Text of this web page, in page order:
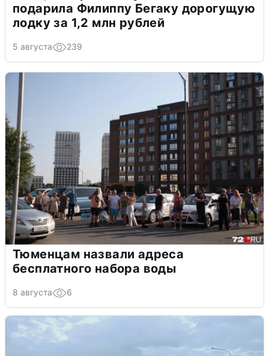
подарила Филиппу Бегаку дорогущую
лодку за 1,2 млн рублей
5 августа 239
Тюменцам назвали адреса
бесплатного набора воды
8 августа 6